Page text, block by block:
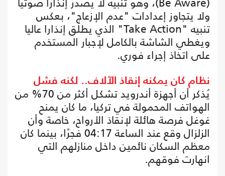
ولا يتجاوز إعدادات "عدم الإزعاج"، بعكس
تنبيه "Take Action" الذي يطلق إنذارا عاليا
ويغطي الشاشة بالكامل لإجبار المستخدم
على اتخاذ إجراء فوري.
نظام كان يمكنه إنقاذ الآلاف.. لكنه فشل
يُذكر أن أجهزة أندرويد تشكل أكثر من 70% من
الهواتف المحمولة في تركيا، ما كان يمنح
غوغل فرصة هائلة لإنقاذ الأرواح، خاصة وأن
الزلزال وقع عند الساعة 04:17 فجرًا، بينما كان
معظم السكان نائمين داخل منازلهم التي
انهارت فوقهم.